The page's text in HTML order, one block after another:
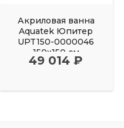
Акриловая ванна
Aquatek Юпитер
UPT150-0000046
150х150 см
49 014 ₽